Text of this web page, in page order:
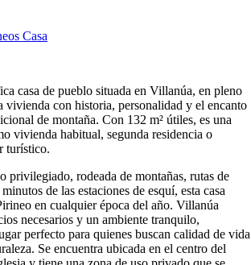
casa de pueblo situada en Villanúa, en pleno
vivienda con historia, personalidad y el encanto
de montaña. Con 132 m² útiles, es una
vivienda habitual, segunda residencia o
turístico.
privilegiado, rodeada de montañas, rutas de
de las estaciones de esquí, esta casa
en cualquier época del año. Villanúa
necesarios y un ambiente tranquilo,
perfecto para quienes buscan calidad de vida
Se encuentra ubicada en el centro del